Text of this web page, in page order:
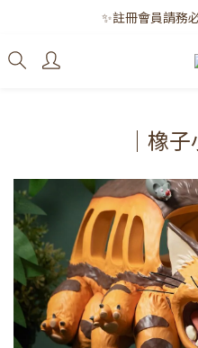
✨註冊會員請務
✨註冊會員請務
｜每月8日｜
｜橡